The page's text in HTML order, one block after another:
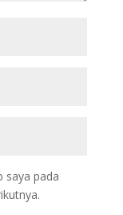
saya pada